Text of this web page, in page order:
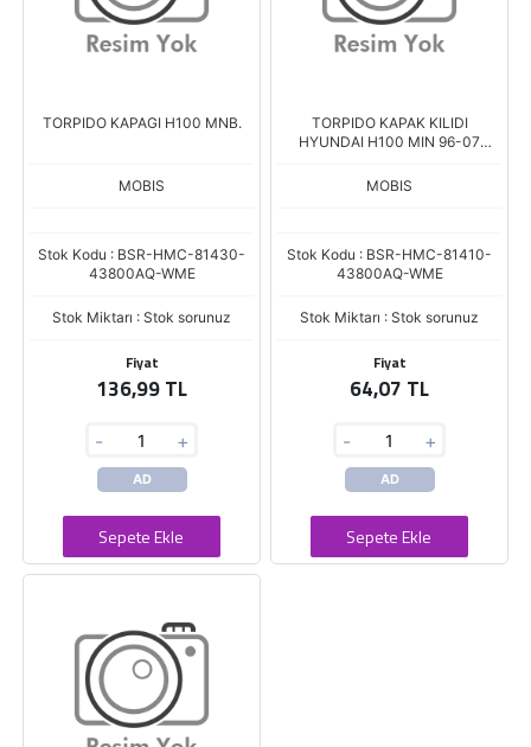
TORPIDO KAPAGI H100 MNB.
MOBIS
Stok Kodu : BSR-HMC-81430-
43800AQ-WME
Stok Miktarı : Stok sorunuz
Fiyat
136,99 TL
- +
AD
Sepete Ekle
TORPIDO KAPAK KILIDI
HYUNDAI H100 MIN 96-07
MOBIS
Stok Kodu : BSR-HMC-81410-
43800AQ-WME
Stok Miktarı : Stok sorunuz
Fiyat
64,07 TL
- +
AD
Sepete Ekle